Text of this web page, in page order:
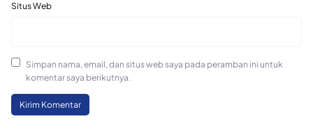
Situs Web
Simpan nama, email, dan situs web saya pada peramban ini untuk
komentar saya berikutnya.